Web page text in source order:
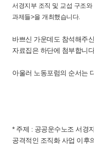
서경지부 조직 및 교섭 구조
과제들>을 개최했습니다.
바쁘신 가운데도 참석해주
자료집은 하단에 첨부합니
아울러 노동포럼의 순서
* 주제 : 공공운수노조 서경
공격적인 조직화 사업 이후